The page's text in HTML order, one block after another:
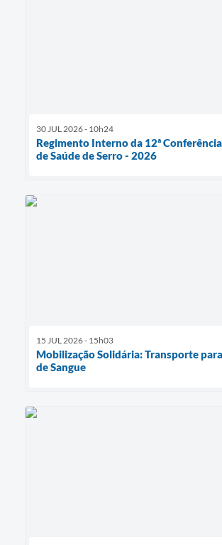
30 JUL 2026 - 10h24
Regimento Interno da 12ª
de Saúde de Serro - 2026
15 JUL 2026 - 15h03
Mobilização Solidária: Transporte
de Sangue